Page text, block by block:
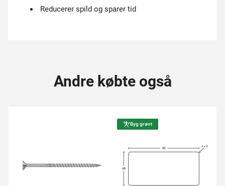
Reducerer spild og sparer tid
Andre købte også
Byg grønt